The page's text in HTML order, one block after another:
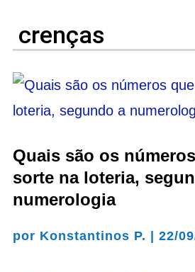
crenças
Quais são os
sorte na loteria,
numerologia
por Konstantinos P. 22/